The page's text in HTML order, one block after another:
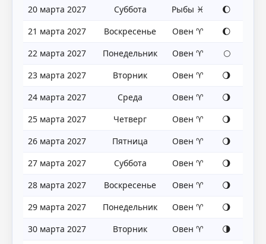
20 марта 2027
Суббота Рыбы ♓
🌔
21 марта 2027
Воскресенье Овен ♈
🌔
22 марта 2027
Понедельник Овен ♈
🌕
23 марта 2027
Вторник Овен ♈
🌖
24 марта 2027
Среда Овен ♈
🌖
25 марта 2027
Четверг Овен ♈
🌖
26 марта 2027
Пятница Овен ♈
🌖
27 марта 2027
Суббота Овен ♈
🌖
28 марта 2027
Воскресенье Овен ♈
🌖
29 марта 2027
Понедельник Овен ♈
🌖
30 марта 2027
Вторник Овен ♈
🌗